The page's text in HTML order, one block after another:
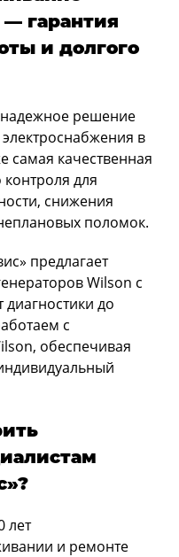
гарантия
и долгого
решение
в
самая качественная
контроля для
снижения
поломок.
предлагает
Wilson с
до
с
обеспечивая
лет
и ремонте